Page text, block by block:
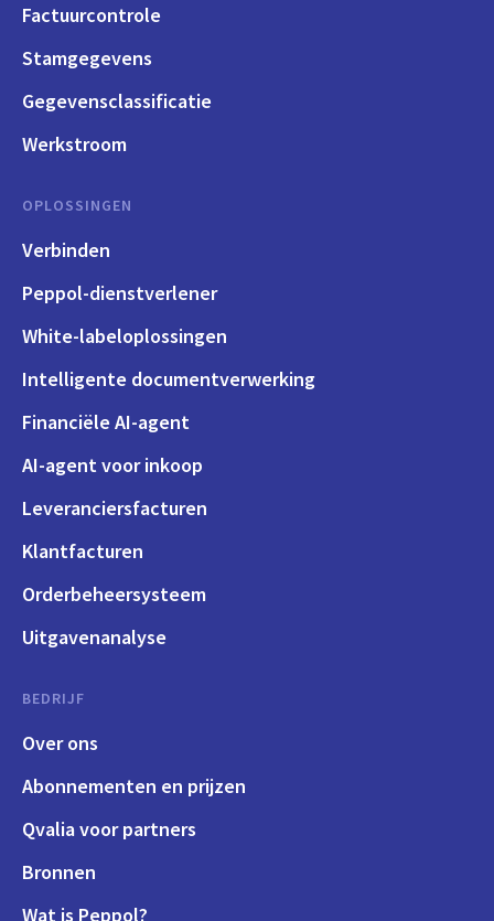
Factuurcontrole
Stamgegevens
Gegevensclassificatie
Werkstroom
OPLOSSINGEN
Verbinden
Peppol-dienstverlener
White-labeloplossingen
Intelligente documentverwerking
Financiële AI-agent
AI-agent voor inkoop
Leveranciersfacturen
Klantfacturen
Orderbeheersysteem
Uitgavenanalyse
BEDRIJF
Over ons
Abonnementen en prijzen
Qvalia voor partners
Bronnen
Wat is Peppol?